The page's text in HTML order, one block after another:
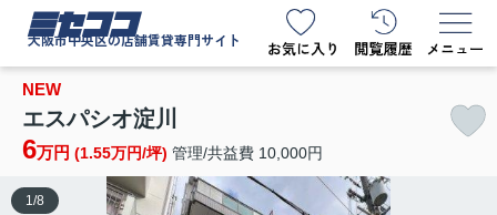
ミセココ
大阪市中央区の店舗賃貸専門サイト
NEW
エスパシオ淀川
6万円 (1.55万円/坪) 管理/共益費 10,000円
1 /8